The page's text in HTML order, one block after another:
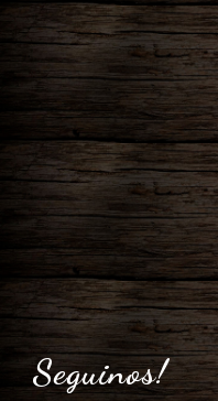
Seguinos!